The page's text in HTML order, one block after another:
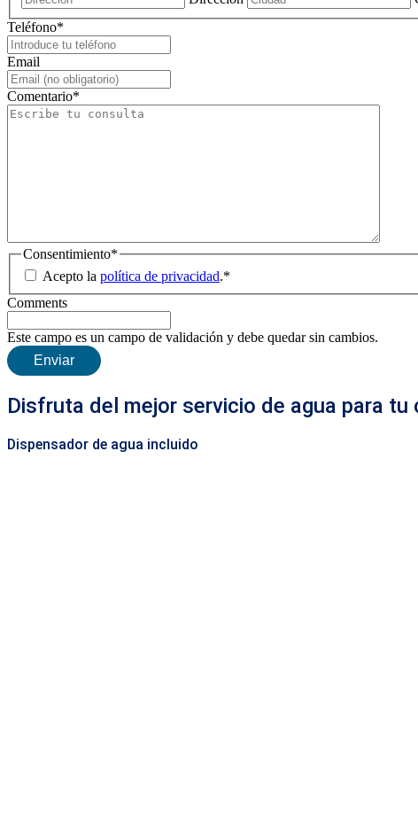
Teléfono*
Email
Comentario*
Consentimiento*
Acepto la política de privacidad.*
Comments
Este campo es un campo de validación y debe quedar sin cambios.
Disfruta del mejor servicio de agua para
Dispensador de agua incluido